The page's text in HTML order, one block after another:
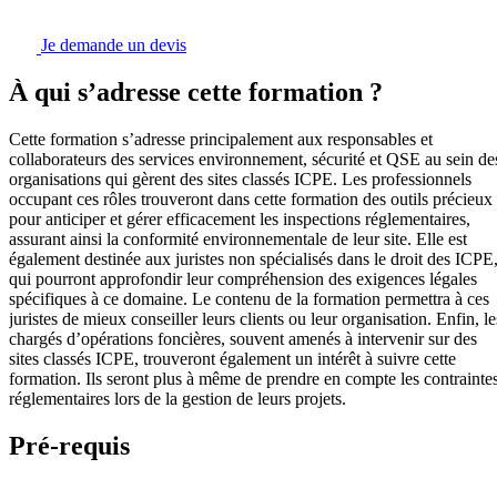
Je demande un devis
À qui s’adresse cette formation ?
Cette formation s’adresse principalement aux responsables et
collaborateurs des services environnement, sécurité et QSE au sein
organisations qui gèrent des sites classés ICPE. Les professionnels
occupant ces rôles trouveront dans cette formation des outils précieux
pour anticiper et gérer efficacement les inspections réglementaires,
assurant ainsi la conformité environnementale de leur site. Elle est
également destinée aux juristes non spécialisés dans le droit des ICPE,
qui pourront approfondir leur compréhension des exigences légales
spécifiques à ce domaine. Le contenu de la formation permettra à ces
juristes de mieux conseiller leurs clients ou leur organisation. Enfin,
chargés d’opérations foncières, souvent amenés à intervenir sur des
sites classés ICPE, trouveront également un intérêt à suivre cette
formation. Ils seront plus à même de prendre en compte les
réglementaires lors de la gestion de leurs projets.
Pré-requis